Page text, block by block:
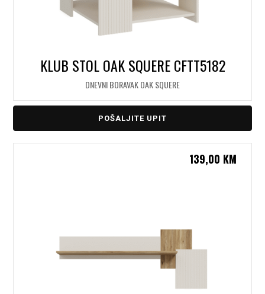
KLUB STOL OAK SQUERE CFTT5182
DNEVNI BORAVAK OAK SQUERE
POŠALJITE UPIT
139,00 KM